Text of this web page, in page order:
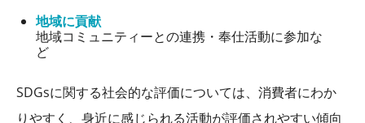
地域に貢献
地域コミュニティーとの連携・奉仕活動に参加な
ど
SDGsに関する社会的な評価については、消費者にわか
りやすく、身近に感じられる活動が評価されやすい傾向